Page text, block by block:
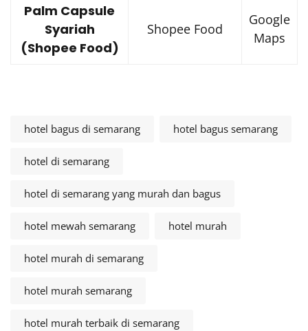
Palm Capsule
Syariah
(Shopee Food)
Shopee Food
Google
Maps
hotel bagus di semarang hotel bagus semarang
hotel di semarang
hotel di semarang yang murah dan bagus
hotel mewah semarang hotel murah
hotel murah di semarang
hotel murah semarang
hotel murah terbaik di semarang